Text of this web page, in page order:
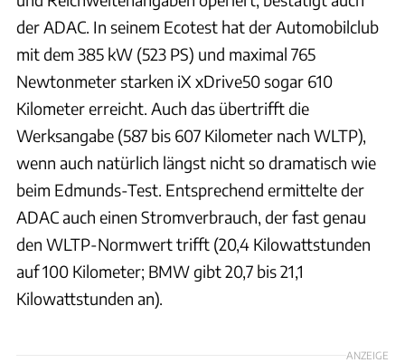
der ADAC. In seinem Ecotest hat der Automobilclub
mit dem 385 kW (523 PS) und maximal 765
Newtonmeter starken iX xDrive50 sogar 610
Kilometer erreicht. Auch das übertrifft die
Werksangabe (587 bis 607 Kilometer nach WLTP),
wenn auch natürlich längst nicht so dramatisch wie
beim Edmunds-Test. Entsprechend ermittelte der
ADAC auch einen Stromverbrauch, der fast genau
den WLTP-Normwert trifft (20,4 Kilowattstunden
auf 100 Kilometer; BMW gibt 20,7 bis 21,1
Kilowattstunden an).
ANZEIGE